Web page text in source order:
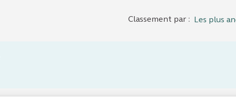
Classement par : Les plus